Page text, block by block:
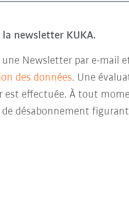
newsletter KUKA.
une Newsletter par e-mail
des données. Une
est effectuée. À tout
désabonnement